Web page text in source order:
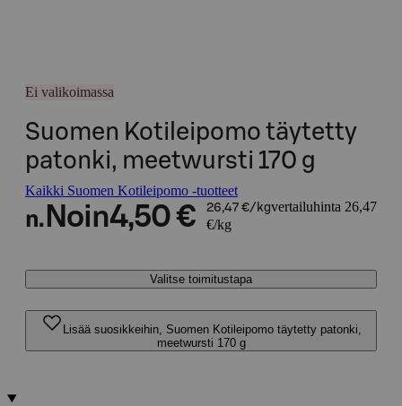
Ei valikoimassa
Suomen Kotileipomo täytetty
patonki, meetwursti 170 g
Kaikki Suomen Kotileipomo -tuotteet
n. Noin4,50 € 26,47 €/kgvertailuhinta 26,47
€/kg
Valitse toimitustapa
Lisää suosikkeihin, Suomen Kotileipomo täytetty patonki,
meetwursti 170 g